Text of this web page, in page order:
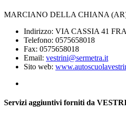
MARCIANO DELLA CHIANA
Indirizzo: VIA CASSIA 41
Telefono: 0575658018
Fax: 0575658018
Email: vestrini@sermetra.it
Sito web:
Servizi aggiuntivi forniti da